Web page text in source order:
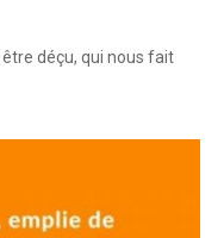
être déçu, qui nous fait